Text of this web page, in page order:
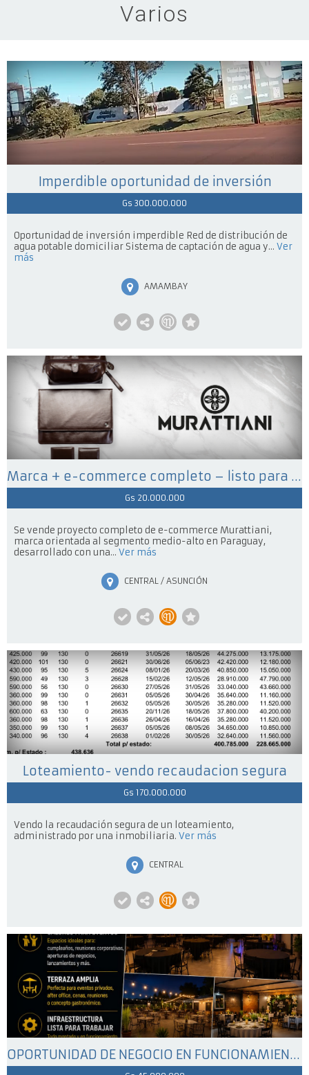
Varios
Imperdible oportunidad de inversión
Gs 300.000.000
Oportunidad de inversión imperdible Red de distribución de
agua potable domiciliar Sistema de captación de agua y... Ver
más
AMAMBAY
Marca + e-commerce completo – listo para relanzar (oportunidad única)
Gs 20.000.000
Se vende proyecto completo de e-commerce Murattiani,
marca orientada al segmento medio-alto en Paraguay,
desarrollado con una... Ver más
CENTRAL / ASUNCIÓN
Loteamiento- vendo recaudacion segura
Gs 170.000.000
Vendo la recaudación segura de un loteamiento,
administrado por una inmobiliaria. Ver más
CENTRAL
OPORTUNIDAD DE NEGOCIO EN FUNCIONAMIENTO – ALQUILER COMPLETO